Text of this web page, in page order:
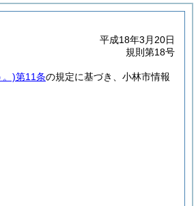
平成18年3月20日
規則第18号
。)第11条の規定に基づき、小林市情報